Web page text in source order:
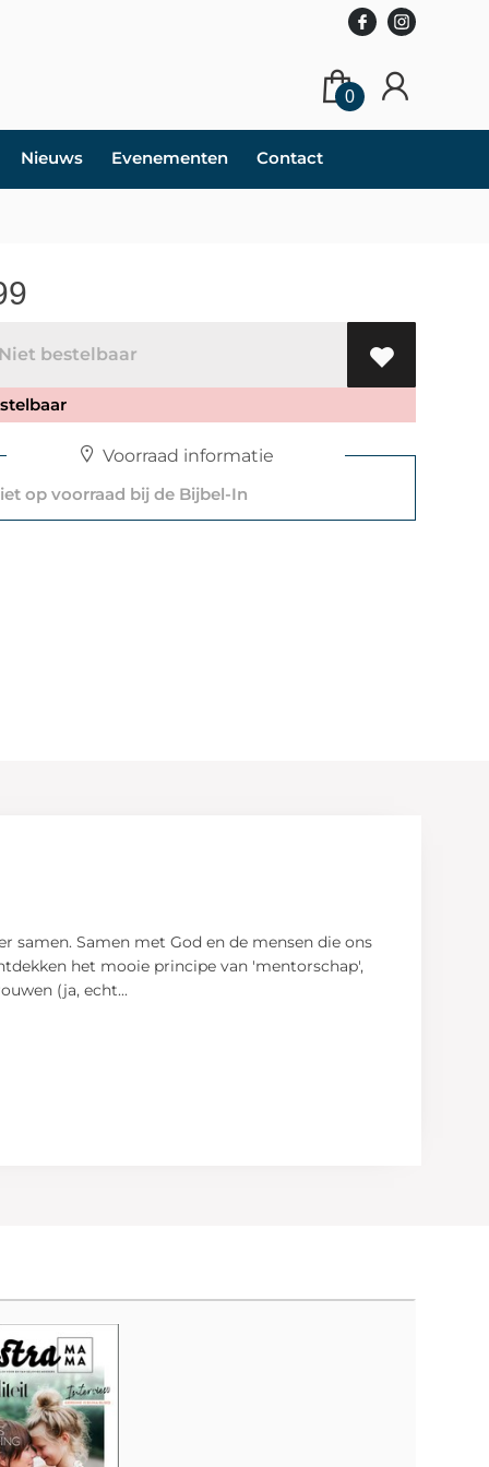
0
Nieuws Evenementen Contact
bestelbaar
Voorraad informatie
op voorraad bij de Bijbel-In
samen. Samen met God en de mensen die ons
het mooie principe van 'mentorschap',
(ja, echt...